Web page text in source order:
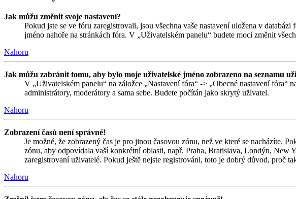
Jak můžu změnit svoje nastavení?
Pokud jste se ve fóru zaregistrovali, jsou všechna vaše nastavení uložena v
jméno nahoře na stránkách fóra. V „Uživatelském panelu“ budete moci změnit
Nahoru
Jak můžu zabránit tomu, aby bylo moje uživatelské jméno zobrazeno na seznamu
V „Uživatelském panelu“ na záložce „Nastavení fóra“ -> „Obecné nastavení fóra“
administrátory, moderátory a sama sebe. Budete počítán jako skrytý uživatel.
Nahoru
Zobrazení časů není správné!
Je možné, že zobrazený čas je pro jinou časovou zónu, než ve které se nacházíte.
zónu, aby odpovídala vaší konkrétní oblasti, např. Praha, Bratislava, Londýn, New
zaregistrovaní uživatelé. Pokud ještě nejste registrováni, toto je dobrý důvod, proč
Nahoru